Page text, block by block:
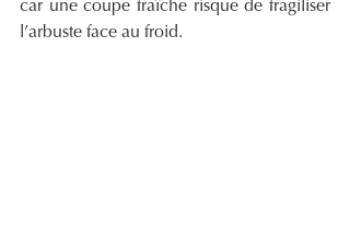
car une coupe fraîche risque de fragiliser
l’arbuste face au froid.